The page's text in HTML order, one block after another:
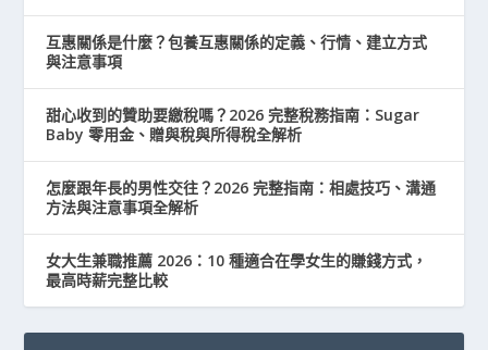
互惠關係是什麼？包養互惠關係的定義、行情、建立方式
與注意事項
甜心收到的贊助要繳稅嗎？2026 完整稅務指南：Sugar
Baby 零用金、贈與稅與所得稅全解析
怎麼跟年長的男性交往？2026 完整指南：相處技巧、溝通
方法與注意事項全解析
女大生兼職推薦 2026：10 種適合在學女生的賺錢方式，
最高時薪完整比較